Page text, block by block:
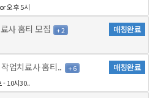
오후 5시
사 홈티 모집 + 2 매칭완료
업치료사 홈티.. + 6 매칭완료
- 10시30..